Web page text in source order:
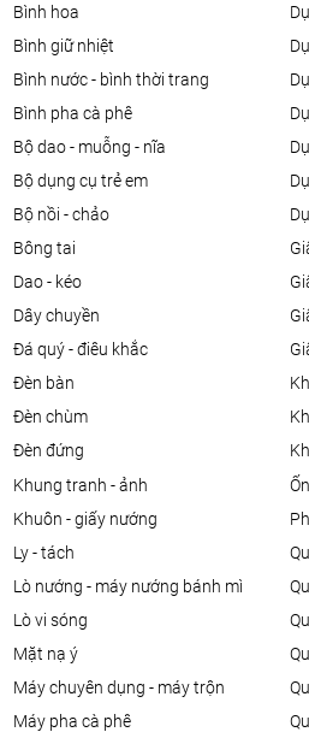
bình hoa
bình giữ nhiệt
bình nước - bình thời trang
bình pha cà phê
bộ dao - muỗng - nĩa
bộ dụng cụ trẻ em
bộ nồi - chảo
bông tai
dao - kéo
dây chuyền
đá quý - điêu khắc
đèn bàn
đèn chùm
đèn đứng
khung tranh - ảnh
khuôn - giấy nướng
ly - tách
lò nướng - máy nướng bánh mì
lò vi sóng
mặt nạ ý
máy chuyên dụng - máy trộn
máy pha cà phê